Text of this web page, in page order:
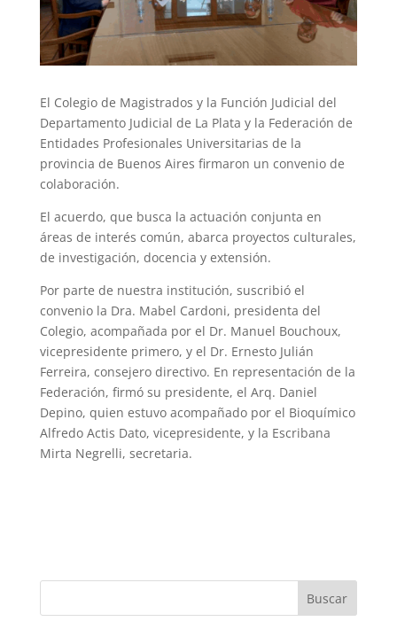
El Colegio de Magistrados y la Función Judicial del
Departamento Judicial de La Plata y la Federación de
Entidades Profesionales Universitarias de la
provincia de Buenos Aires firmaron un convenio de
colaboración.
El acuerdo, que busca la actuación conjunta en
áreas de interés común, abarca proyectos culturales,
de investigación, docencia y extensión.
Por parte de nuestra institución, suscribió el
convenio la Dra. Mabel Cardoni, presidenta del
Colegio, acompañada por el Dr. Manuel Bouchoux,
vicepresidente primero, y el Dr. Ernesto Julián
Ferreira, consejero directivo. En representación de la
Federación, firmó su presidente, el Arq. Daniel
Depino, quien estuvo acompañado por el Bioquímico
Alfredo Actis Dato, vicepresidente, y la Escribana
Mirta Negrelli, secretaria.